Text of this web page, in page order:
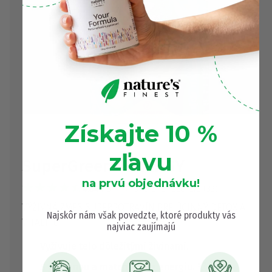
SuperGreens ENERGY
4.84 / 5 Overené recenzie (32)
VÝŽIVNÁ ZMES SUPERPOTRAVÍN PRE ÚČINNÝ DETOX A
VITALITU.
S guaranou a matchou pre energiu. ⁵,⁷
Získajte 10 %
zľavu
na prvú objednávku!
Najskôr nám však povedzte, ktoré produkty vás
najviac zaujímajú